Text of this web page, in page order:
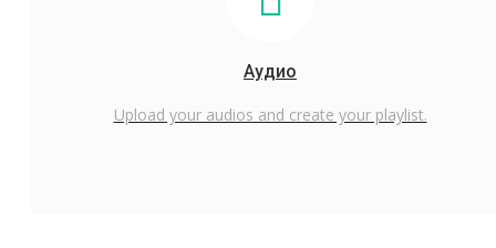
Аудио
Upload your audios and create your playlist.